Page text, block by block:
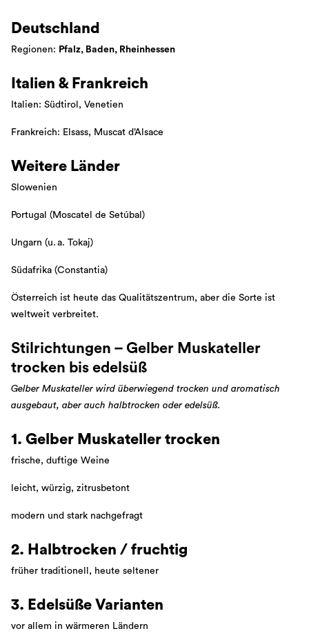
Deutschland
Regionen: Pfalz, Baden, Rheinhessen
Italien & Frankreich
Italien: Südtirol, Venetien
Frankreich: Elsass, Muscat d’Alsace
Weitere Länder
Slowenien
Portugal (Moscatel de Setúbal)
Ungarn (u. a. Tokaj)
Südafrika (Constantia)
Österreich ist heute das Qualitätszentrum, aber die Sorte ist
weltweit verbreitet.
Stilrichtungen – Gelber Muskateller
trocken bis edelsüß
Gelber Muskateller wird überwiegend trocken und aromatisch
ausgebaut, aber auch halbtrocken oder edelsüß.
1. Gelber Muskateller trocken
frische, duftige Weine
leicht, würzig, zitrusbetont
modern und stark nachgefragt
2. Halbtrocken / fruchtig
früher traditionell, heute seltener
3. Edelsüße Varianten
vor allem in wärmeren Ländern